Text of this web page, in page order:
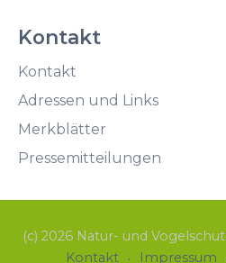
Kontakt
Kontakt
Adressen und Links
Merkblätter
Pressemitteilungen
(c) 2026 Natur- und
Kontakt
Impressum